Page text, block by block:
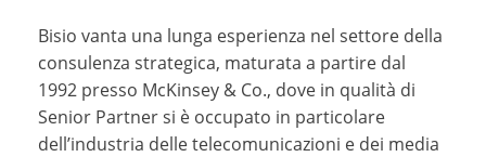
Bisio vanta una lunga esperienza nel settore della
consulenza strategica, maturata a partire dal
1992 presso McKinsey & Co., dove in qualità di
Senior Partner si è occupato in particolare
dell’industria delle telecomunicazioni e dei media